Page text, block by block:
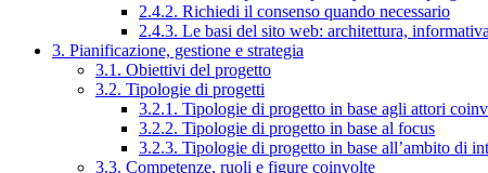
2.4.2. Richiedi il consenso quando necessario
2.4.3. Le basi del sito web: architettura,
3. Pianificazione, gestione e strategia
3.1. Obiettivi del progetto
3.2. Tipologie di progetti
3.2.1. Tipologie di progetto in base agli attori
3.2.2. Tipologie di progetto in base al focus
3.2.3. Tipologie di progetto in base all’ambito di
3.3. Competenze, ruoli e figure coinvolte